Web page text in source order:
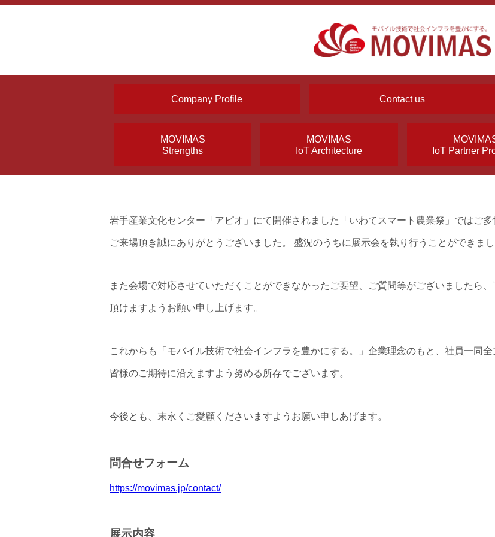
Company Profile Contact us
MOVIMAS
Strengths
MOVIMAS
IoT Architecture
IoT Partner
岩手産業文化センター「アピオ」にて開催されました「いわてスマート農業祭」ではご
ご来場頂き誠にありがとうございました。 盛況のうちに展示会を執り行うことができま
また会場で対応させていただくことができなかったご要望、ご質問等がございましたら
頂けますようお願い申し上げます。
これからも「モバイル技術で社会インフラを豊かにする。」企業理念のもと、社員一同
皆様のご期待に沿えますよう努める所存でございます。
今後とも、末永くご愛顧くださいますようお願い申しあげます。
問合せフォーム
https://movimas.jp/contact/
展示内容